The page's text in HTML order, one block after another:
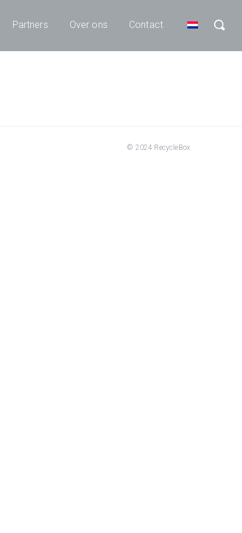
Partners Over ons Contact
© 2024 RecycleBox